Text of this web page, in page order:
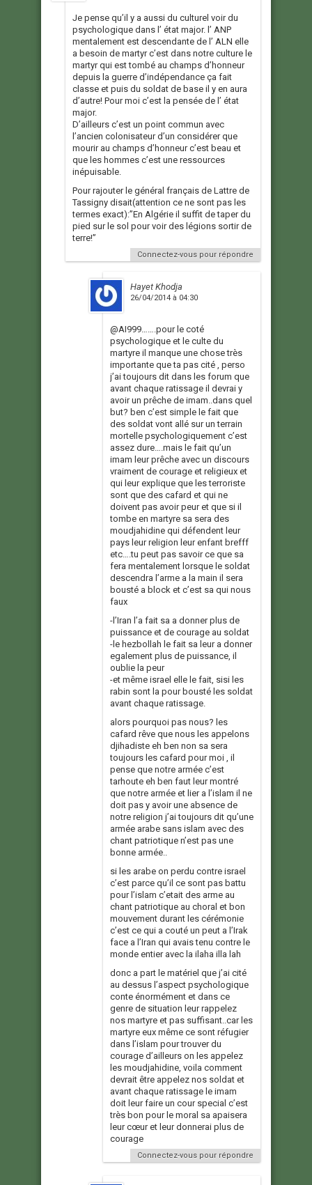
Je pense qu’il y a aussi du culturel voir du
psychologique dans l’ état major. l’ ANP
mentalement est descendante de l’ ALN elle
a besoin de martyr c’est dans notre culture le
martyr qui est tombé au champs d’honneur
depuis la guerre d’indépendance ça fait
classe et puis du soldat de base il y en aura
d’autre! Pour moi c’est la pensée de l’ état
major.
D’ailleurs c’est un point commun avec
l’ancien colonisateur d’un considérer que
mourir au champs d’honneur c’est beau et
que les hommes c’est une ressources
inépuisable.
Pour rajouter le général français de Lattre de
Tassigny disait(attention ce ne sont pas les
termes exact):”En Algérie il suffit de taper du
pied sur le sol pour voir des légions sortir de
terre!”
Connectez-vous pour répondre
Hayet Khodja
26/04/2014 à 04:30
@AI999…….pour le coté
psychologique et le culte du
martyre il manque une chose très
importante que ta pas cité , perso
j’ai toujours dit dans les forum que
avant chaque ratissage il devrai y
avoir un prêche de imam..dans quel
but? ben c’est simple le fait que
des soldat vont allé sur un terrain
mortelle psychologiquement c’est
assez dure….mais le fait qu’un
imam leur prêche avec un discours
vraiment de courage et religieux et
qui leur explique que les terroriste
sont que des cafard et qui ne
doivent pas avoir peur et que si il
tombe en martyre sa sera des
moudjahidine qui défendent leur
pays leur religion leur enfant brefff
etc….tu peut pas savoir ce que sa
fera mentalement lorsque le soldat
descendra l’arme a la main il sera
bousté a block et c’est sa qui nous
faux
-l’Iran l’a fait sa a donner plus de
puissance et de courage au soldat
-le hezbollah le fait sa leur a donner
egalement plus de puissance, il
oublie la peur
-et même israel elle le fait, sisi les
rabin sont la pour bousté les soldat
avant chaque ratissage.
alors pourquoi pas nous? les
cafard rêve que nous les appelons
djihadiste eh ben non sa sera
toujours les cafard pour moi , il
pense que notre armée c’est
tarhoute eh ben faut leur montré
que notre armée et lier a l’islam il ne
doit pas y avoir une absence de
notre religion j’ai toujours dit qu’une
armée arabe sans islam avec des
chant patriotique n’est pas une
bonne armée..
si les arabe on perdu contre israel
c’est parce qu’il ce sont pas battu
pour l’islam c’etait des arme au
chant patriotique au choral et bon
mouvement durant les cérémonie
c’est ce qui a couté un peut a l’Irak
face a l’Iran qui avais tenu contre le
monde entier avec la ilaha illa lah
donc a part le matériel que j’ai cité
au dessus l’aspect psychologique
conte énormément et dans ce
genre de situation leur rappelez
nos martyre et pas suffisant..car les
martyre eux même ce sont réfugier
dans l’islam pour trouver du
courage d’ailleurs on les appelez
les moudjahidine, voila comment
devrait être appelez nos soldat et
avant chaque ratissage le imam
doit leur faire un cour special c’est
très bon pour le moral sa apaisera
leur cœur et leur donnerai plus de
courage
Connectez-vous pour répondre